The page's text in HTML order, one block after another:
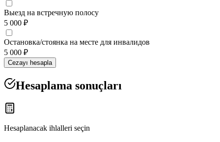
Выезд на встречную полосу
5 000 ₽
Остановка/стоянка на месте для инвалидов
5 000 ₽
Cezayı hesapla
Hesaplama sonuçları
Hesaplanacak ihlalleri seçin